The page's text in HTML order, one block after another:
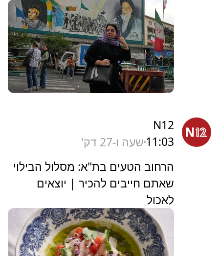
N12
11:03 שעה ו-27 דק'
הרחוב הטעים בת"א: מסלול הבילוי
שאתם חייבים להכיר | יוצאים
לאכול